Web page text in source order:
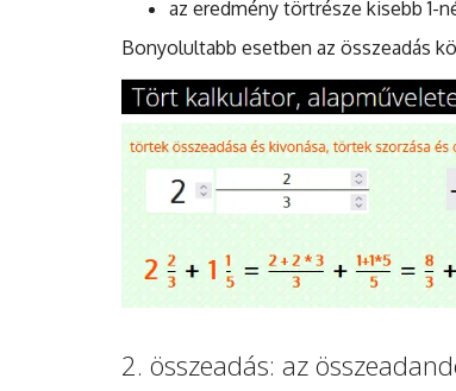
az eredmény törtrésze kisebb 1-
Bonyolultabb esetben az összeadás
2. összeadás: az